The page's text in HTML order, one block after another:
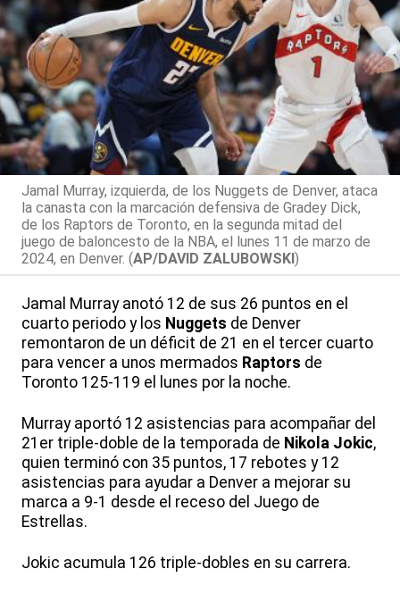
Jamal Murray, izquierda, de los Nuggets de Denver, ataca
la canasta con la marcación defensiva de Gradey Dick,
de los Raptors de Toronto, en la segunda mitad del
juego de baloncesto de la NBA, el lunes 11 de marzo de
2024, en Denver. (AP/DAVID ZALUBOWSKI)
Jamal Murray anotó 12 de sus 26 puntos en el
cuarto periodo y los Nuggets de Denver
remontaron de un déficit de 21 en el tercer cuarto
para vencer a unos mermados Raptors de
Toronto 125-119 el lunes por la noche.
Murray aportó 12 asistencias para acompañar del
21er triple-doble de la temporada de Nikola Jokic,
quien terminó con 35 puntos, 17 rebotes y 12
asistencias para ayudar a Denver a mejorar su
marca a 9-1 desde el receso del Juego de
Estrellas.
Jokic acumula 126 triple-dobles en su carrera.